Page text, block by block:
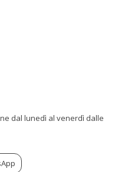
dal lunedì al venerdì dalle